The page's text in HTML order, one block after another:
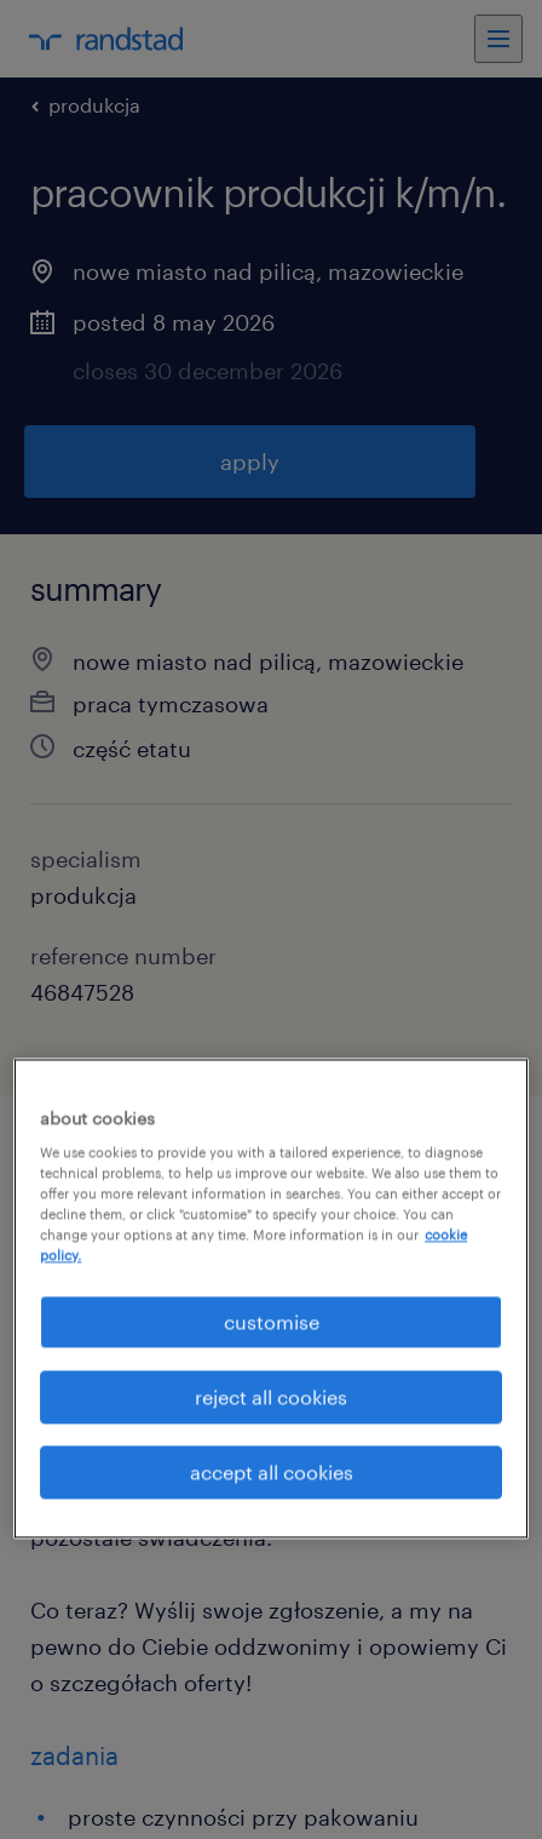
produkcja
pracownik produkcji k/m/n.
nowe miasto nad pilicą, mazowieckie
posted 8 may 2026
closes 30 december 2026
apply
summary
nowe miasto nad pilicą, mazowieckie
praca tymczasowa
część etatu
specialism
produkcja
reference number
46847528
job details
Szukasz lekkiej pracy na produkcji?
Dołącz do polecanego pracodawcy w Belsku
Dużym i ciesz się pracą na długo!
Oferujemy atrakcyjną stawkę godzinową
32,15 zł - 32,74 zł/h brutto, premie, dodatki,
opłacane składki ZUS, płatne urlopy oraz
pozostałe świadczenia.
Co teraz? Wyślij swoje zgłoszenie, a my na
pewno do Ciebie oddzwonimy i opowiemy Ci
o szczegółach oferty!
zadania
proste czynności przy pakowaniu
about cookies
We use cookies to provide you with a tailored experience, to diagnose
technical problems, to help us improve our website. We also use them to
offer you more relevant information in searches. You can either accept or
decline them, or click "customise" to specify your choice. You can
change your options at any time. More information is in our cookie
policy.
accept all cookies
reject all cookies
customise